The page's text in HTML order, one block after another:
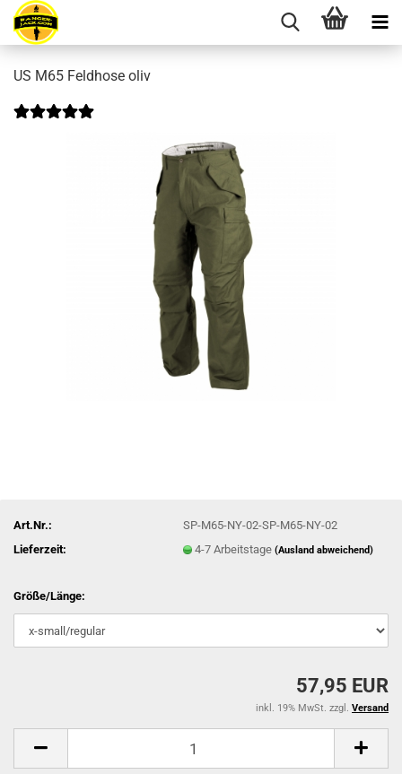
US M65 Feldhose oliv
Art.Nr.:
SP-M65-NY-02-SP-M65-NY-02
Lieferzeit:
4-7 Arbeitstage(Ausland abweichend)
Größe/Länge:
57,95 EUR
inkl. 19% MwSt. zzgl. Versand